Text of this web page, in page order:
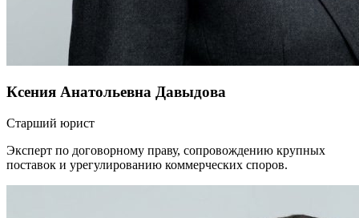
Ксения Анатольевна Давыдова
Старший юрист
Эксперт по договорному праву, сопровождению крупных
поставок и урегулированию коммерческих споров.